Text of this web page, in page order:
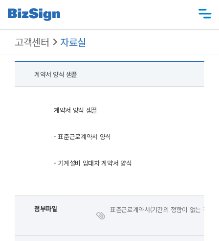
고객센터 자료실
계약서 양식 샘플
계약서 양식 샘플
- 표준근로계약서 양식
- 기계설비 임대차 계약서 양식
첨부파일 표준근로계약서(기간의 정함이 없는 경우